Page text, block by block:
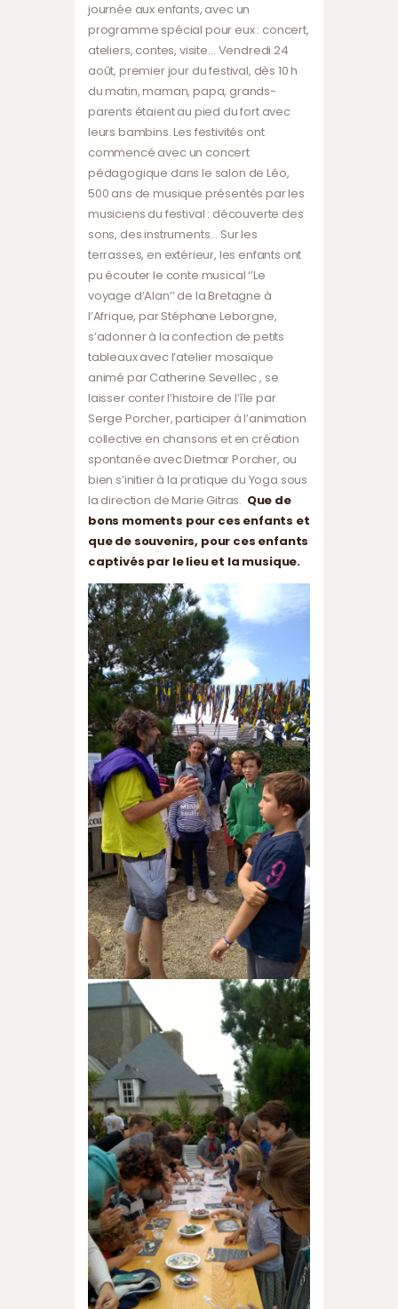
journée aux enfants, avec un
programme spécial pour eux : concert,
ateliers, contes, visite… Vendredi 24
août, premier jour du festival, dès 10 h
du matin, maman, papa, grands-
parents étaient au pied du fort avec
leurs bambins. Les festivités ont
commencé avec un concert
pédagogique dans le salon de Léo,
500 ans de musique présentés par les
musiciens du festival : découverte des
sons, des instruments… Sur les
terrasses, en extérieur, les enfants ont
pu écouter le conte musical ‘’Le
voyage d’Alan’’ de la Bretagne à
l’Afrique, par Stéphane Leborgne,
s’adonner à la confection de petits
tableaux avec l’atelier mosaïque
animé par Catherine Sevellec , se
laisser conter l’histoire de l’île par
Serge Porcher, participer à l’animation
collective en chansons et en création
spontanée avec Dietmar Porcher, ou
bien s’initier à la pratique du Yoga sous
la direction de Marie Gitras. Que de
bons moments pour ces enfants et
que de souvenirs, pour ces enfants
captivés par le lieu et la musique.